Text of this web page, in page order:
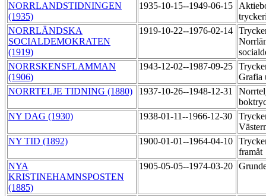
NORRLANDSTIDNINGEN
(1935)
1935-10-15--1949-06-15
NORRLÄNDSKA
SOCIALDEMOKRATEN
(1919)
1919-10-22--1976-02-14
NORRSKENSFLAMMAN
(1906)
1943-12-02--1987-09-25
Grafia
NORRTELJE TIDNING (1880)
1937-10-26--1948-12-31
NY DAG (1930)
1938-01-11--1966-12-30
NY TID (1892)
1900-01-01--1964-04-10
framåt
NYA
KRISTINEHAMNSPOSTEN
(1885)
1905-05-05--1974-03-20